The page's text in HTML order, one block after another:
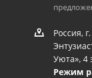
Россия,
Уюта», 4
Режим